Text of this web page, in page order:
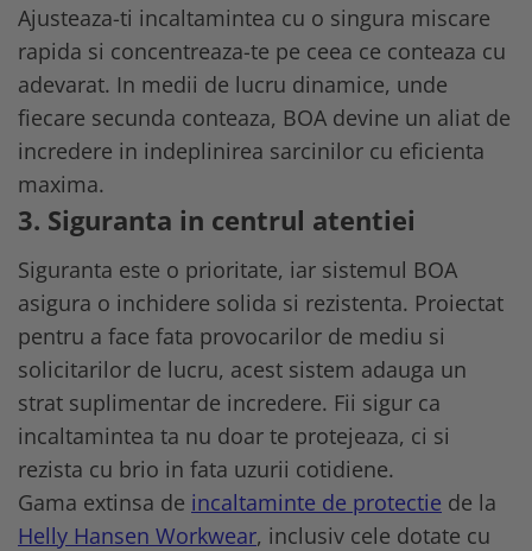
Echipamente trimeri ongloane
Masti protectie
Manusi protectie
Casti si antifoane protectie
Ajusteaza-ti incaltamintea cu o singura miscare
rapida si concentreaza-te pe ceea ce conteaza cu
adevarat. In medii de lucru dinamice, unde
fiecare secunda conteaza, BOA devine un aliat de
incredere in indeplinirea sarcinilor cu eficienta
maxima.
3. Siguranta in centrul atentiei
Siguranta este o prioritate, iar sistemul BOA
asigura o inchidere solida si rezistenta. Proiectat
pentru a face fata provocarilor de mediu si
solicitarilor de lucru, acest sistem adauga un
strat suplimentar de incredere. Fii sigur ca
incaltamintea ta nu doar te protejeaza, ci si
rezista cu brio in fata uzurii cotidiene.
Gama extinsa de incaltaminte de protectie de la
Helly Hansen Workwear, inclusiv cele dotate cu